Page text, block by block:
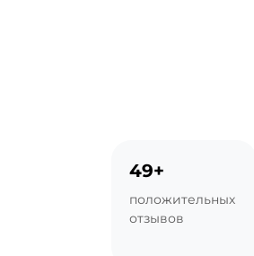
49+
положительных
отзывов